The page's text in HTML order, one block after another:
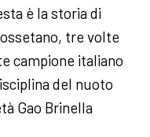
è la storia di
tre volte
campione italiano
del nuoto
Gao Brinella